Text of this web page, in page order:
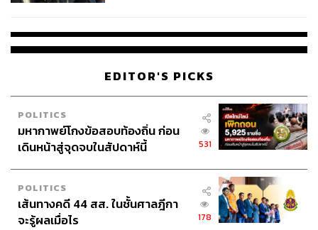
EDITOR'S PICKS
POLITICS
มหากาพย์โกงข้อสอบท้องถิ่น ก่อน
เดินหน้าสู่จุดจบในสัปดาห์นี้
531
POLITICS
เส้นทางคดี 44 สส. ในชั้นศาลฎีกา
จะรู้ผลเมื่อไร
178